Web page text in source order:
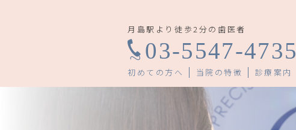
月島駅より徒歩2分の歯医者
03-5547-4735
初めての方へ 当院の特徴 診療案内